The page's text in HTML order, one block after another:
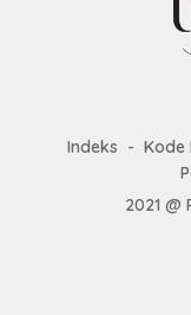
Indeks Kode
2021 @